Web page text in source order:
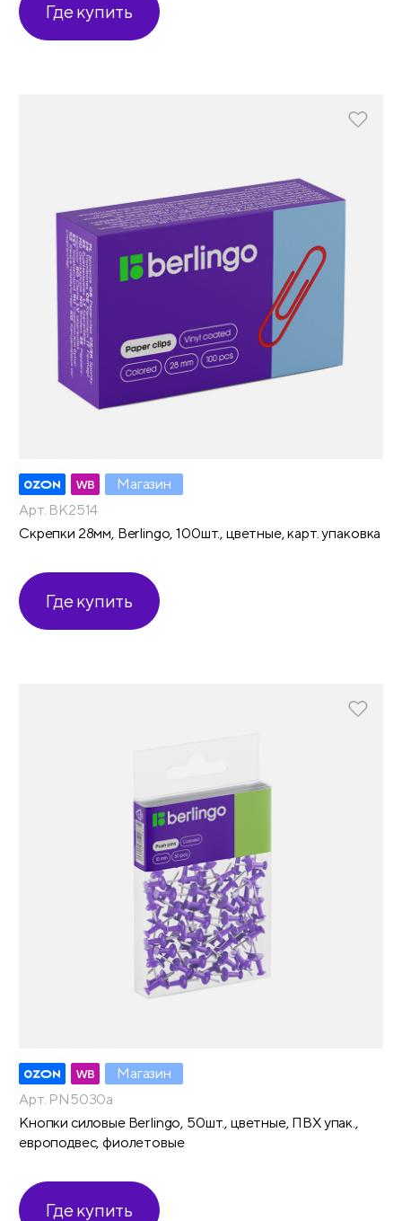
Где купить
Магазин
Арт. BK2514
Скрепки 28мм, Berlingo, 100шт., цветные, карт. упаковка
Где купить
Магазин
Арт. PN5030a
Кнопки силовые Berlingo, 50шт., цветные, ПВХ упак.,
европодвес, фиолетовые
Где купить